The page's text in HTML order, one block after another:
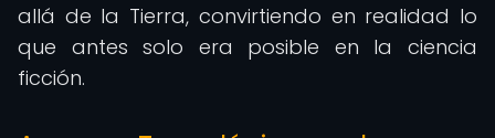
allá de la Tierra, convirtiendo en realidad lo
que antes solo era posible en la ciencia
ficción.